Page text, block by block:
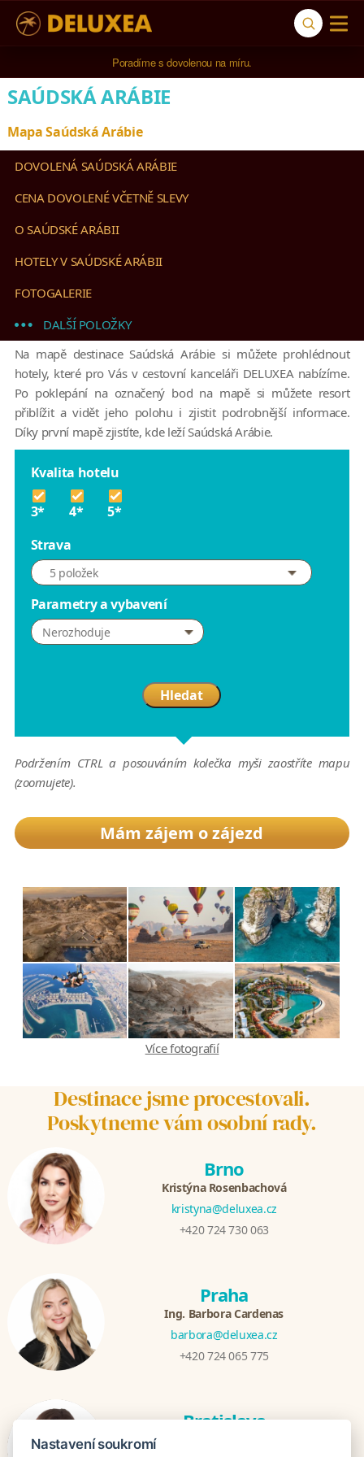
Poradíme s dovolenou na míru.
SAÚDSKÁ ARÁBIE
Mapa Saúdská Arábie
DOVOLENÁ SAÚDSKÁ ARÁBIE
CENA DOVOLENÉ VČETNĚ SLEVY
O SAÚDSKÉ ARÁBII
HOTELY V SAÚDSKÉ ARÁBII
FOTOGALERIE
DALŠÍ POLOŽKY
Na mapě destinace Saúdská Arábie si můžete prohlédnout
hotely, které pro Vás v cestovní kanceláři DELUXEA nabízíme.
Po poklepání na označený bod na mapě si můžete resort
přiblížit a vidět jeho polohu i zjistit podrobnější informace.
Díky první mapě zjistíte, kde leží Saúdská Arábie.
Kvalita hotelu
3* 4*
5*
Strava
5 položek
Parametry a vybavení
Nerozhoduje
Hledat
Podržením CTRL a posouváním kolečka myši zaostříte mapu
(zoomujete).
Mám zájem o zájezd
Více fotografií
Destinace jsme procestovali.
Poskytneme vám osobní rady.
Brno
Kristýna Rosenbachová
kristyna@deluxea.cz
+420 724 730 063
Praha
Ing. Barbora Cardenas
barbora@deluxea.cz
+420 724 065 775
Bratislava
Nastavení soukromí